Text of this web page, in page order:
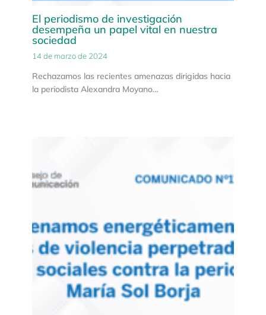
El periodismo de investigación
desempeña un papel vital en nuestra
sociedad
14 de marzo de 2024
Rechazamos las recientes amenazas dirigidas hacia
la periodista Alexandra Moyano…